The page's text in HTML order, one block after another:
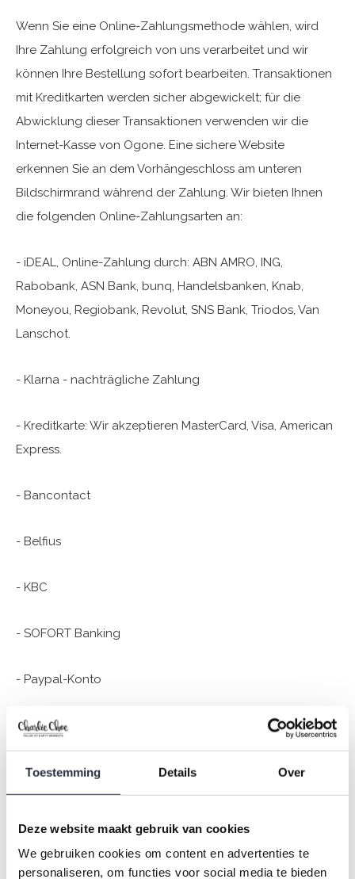
Toestemming Details Over
Deze website maakt gebruik van cookies
We gebruiken cookies om content en advertenties te
personaliseren, om functies voor social media te bieden
Wenn Sie eine Online-Zahlungsmethode wählen, wird
Ihre Zahlung erfolgreich von uns verarbeitet und wir
können Ihre Bestellung sofort bearbeiten. Transaktionen
mit Kreditkarten werden sicher abgewickelt; für die
Abwicklung dieser Transaktionen verwenden wir die
Internet-Kasse von Ogone. Eine sichere Website
erkennen Sie an dem Vorhängeschloss am unteren
Bildschirmrand während der Zahlung. Wir bieten Ihnen
die folgenden Online-Zahlungsarten an:
- iDEAL, Online-Zahlung durch: ABN AMRO, ING,
Rabobank, ASN Bank, bunq, Handelsbanken, Knab,
Moneyou, Regiobank, Revolut, SNS Bank, Triodos, Van
Lanschot.
- Klarna - nachträgliche Zahlung
- Kreditkarte: Wir akzeptieren MasterCard, Visa, American
Express.
- Bancontact
- Belfius
- KBC
- SOFORT Banking
- Paypal-Konto
- Giropay
- Banküberweisung